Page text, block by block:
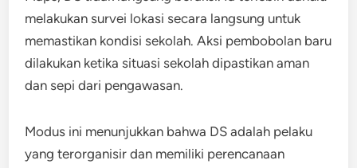
melakukan survei lokasi secara langsung untuk
memastikan kondisi sekolah. Aksi pembobolan baru
dilakukan ketika situasi sekolah dipastikan aman
dan sepi dari pengawasan.
Modus ini menunjukkan bahwa DS adalah pelaku
yang terorganisir dan memiliki perencanaan